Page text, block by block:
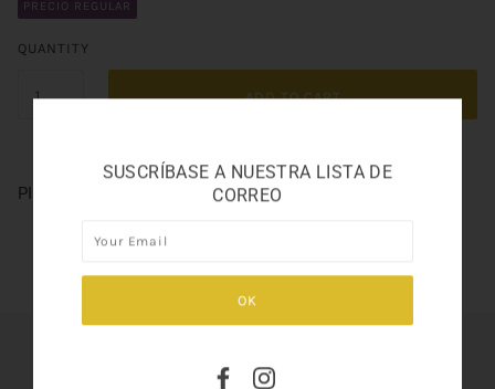
PRECIO REGULAR
QUANTITY
ADD TO CART
PI GIVENCHY 3.3oz
SHARE THIS
SUSCRÍBASE A NUESTRA LISTA DE
CORREO